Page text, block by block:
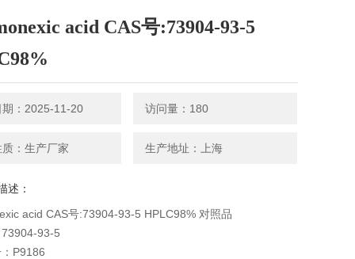
acid CAS号:73904-93-5
期：2025-11-20 访问量：180
质：生产厂家 生产地址：上海
述：
acid CAS号:73904-93-5 HPLC98% 对照品
93-5
P9186